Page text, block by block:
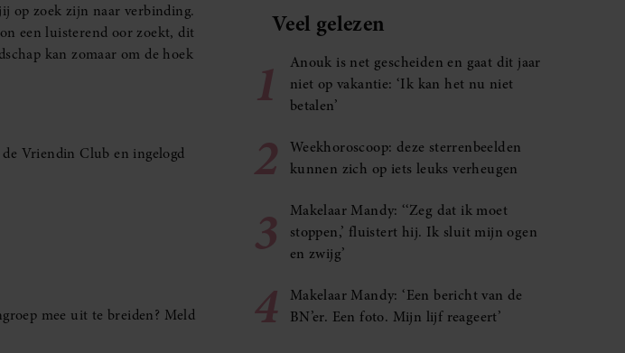
op zoek zijn naar verbinding.
een luisterend oor zoekt, dit
kan zomaar om de hoek
Vriendin Club en ingelogd
mee uit te breiden? Meld
Veel gelezen
1
Anouk is net gescheiden en gaat dit jaar
niet op vakantie: ‘Ik kan het nu niet
betalen’
2
Weekhoroscoop: deze sterrenbeelden
kunnen zich op iets leuks verheugen
3
Makelaar Mandy: ‘‘Zeg dat ik moet
stoppen,’ fluistert hij. Ik sluit mijn ogen
en zwijg’
4
Makelaar Mandy: ‘Een bericht van de
BN’er. Een foto. Mijn lijf reageert’